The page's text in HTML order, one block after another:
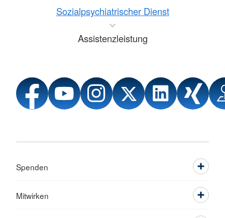
Sozialpsychiatrischer Dienst
Assistenzleistung
Spenden
Mitwirken